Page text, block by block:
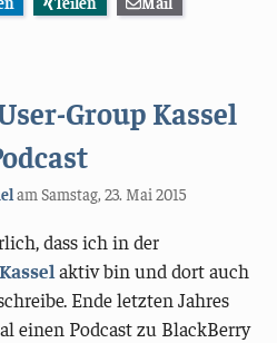
Group Kassel
amSamstag, 23. Mai 2015
dass ich in der
aktiv bin und dort auch
Ende letzten Jahres
einen Podcast zu BlackBerry